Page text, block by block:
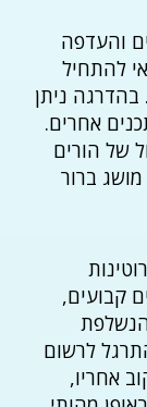
והעדפה
להתחיל
ניתן
אחרים.
של הורים
ברור
קבועים,
לרשום
אחריו,